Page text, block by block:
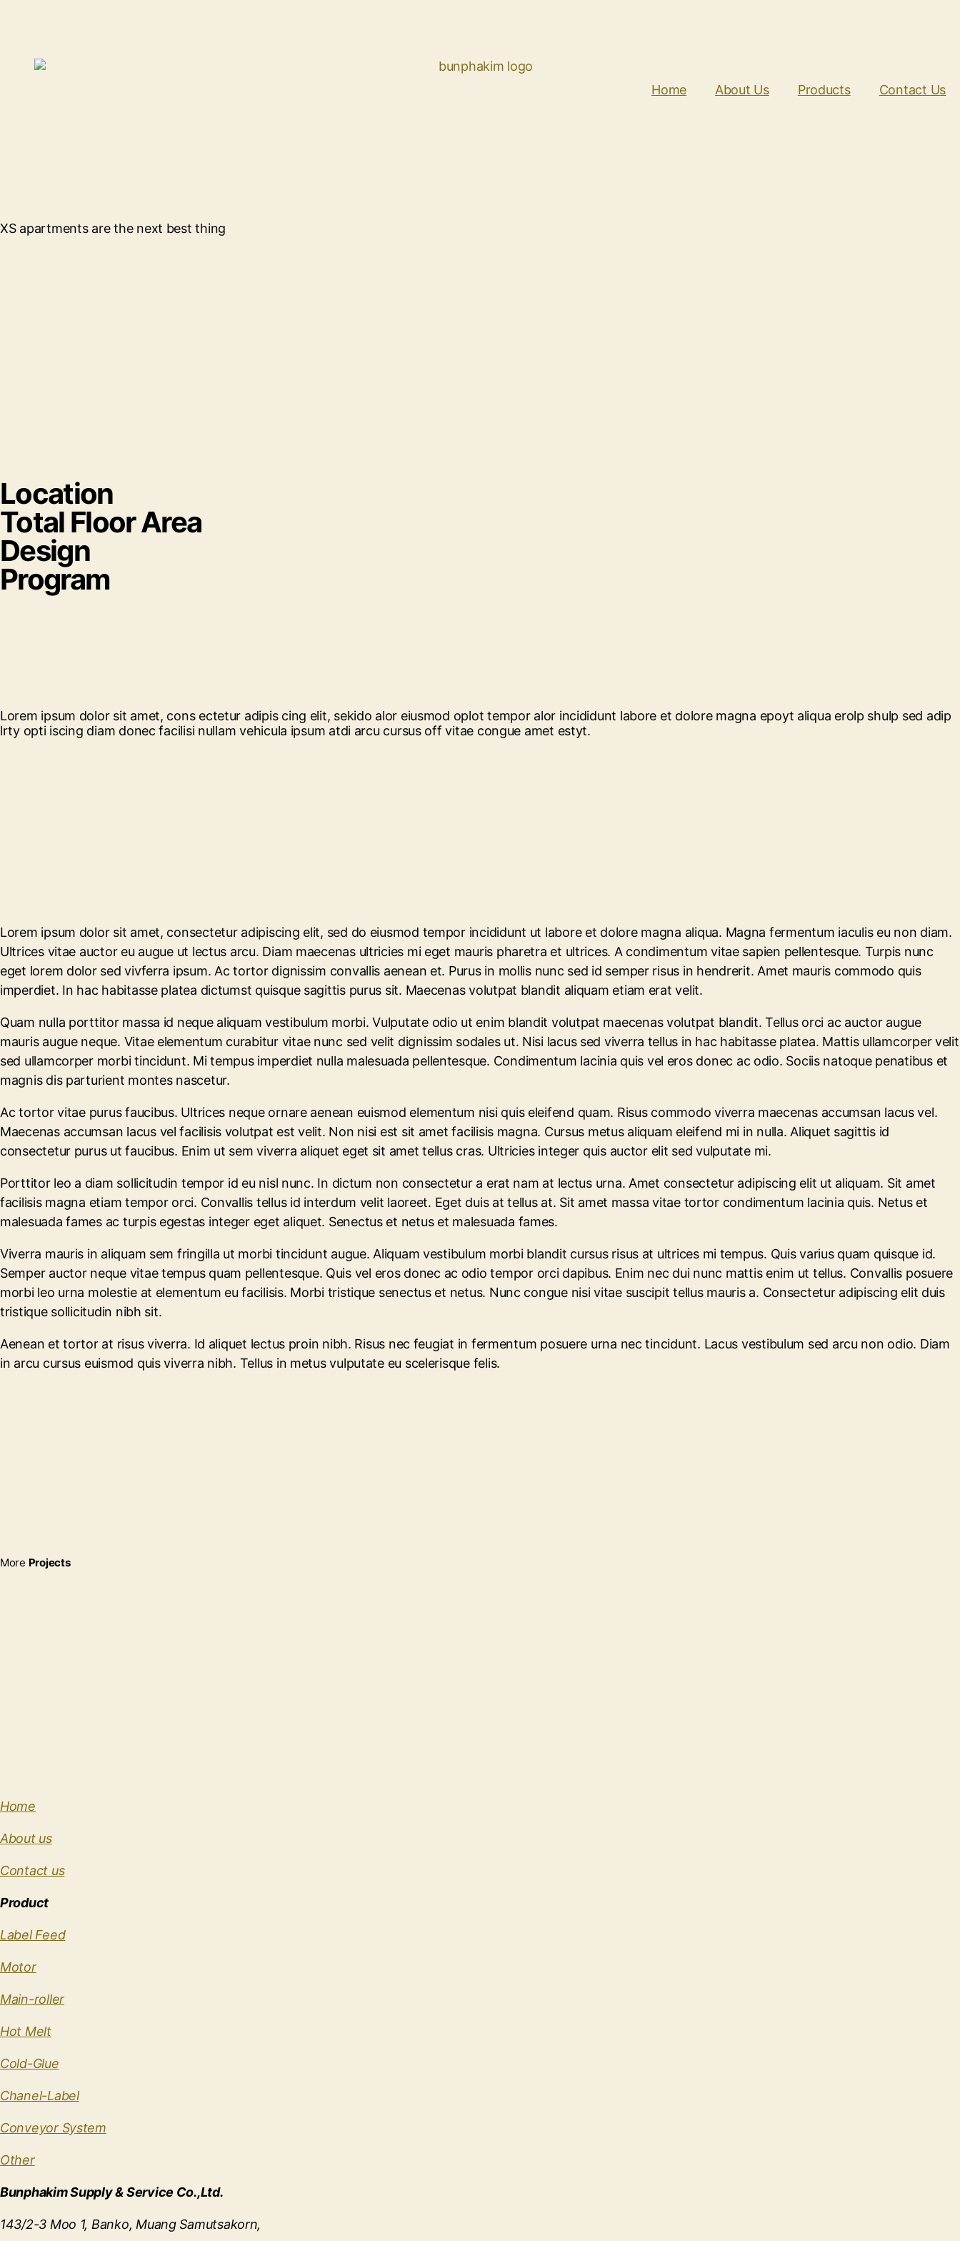
Home About Us Products Contact Us
XS apartments are the next best thing
Location
Total Floor Area
Design
Program
Lorem ipsum dolor sit amet, cons ectetur adipis cing elit, sekido alor eiusmod oplot tempor alor incididunt labore et dolore magna epoyt aliqua erolp shulp sed adip
lrty opti iscing diam donec facilisi nullam vehicula ipsum atdi arcu cursus off vitae congue amet estyt.
Lorem ipsum dolor sit amet, consectetur adipiscing elit, sed do eiusmod tempor incididunt ut labore et dolore magna aliqua. Magna fermentum iaculis eu non diam.
Ultrices vitae auctor eu augue ut lectus arcu. Diam maecenas ultricies mi eget mauris pharetra et ultrices. A condimentum vitae sapien pellentesque. Turpis nunc
eget lorem dolor sed vivferra ipsum. Ac tortor dignissim convallis aenean et. Purus in mollis nunc sed id semper risus in hendrerit. Amet mauris commodo quis
imperdiet. In hac habitasse platea dictumst quisque sagittis purus sit. Maecenas volutpat blandit aliquam etiam erat velit.
Quam nulla porttitor massa id neque aliquam vestibulum morbi. Vulputate odio ut enim blandit volutpat maecenas volutpat blandit. Tellus orci ac auctor augue
mauris augue neque. Vitae elementum curabitur vitae nunc sed velit dignissim sodales ut. Nisi lacus sed viverra tellus in hac habitasse platea. Mattis ullamcorper velit
sed ullamcorper morbi tincidunt. Mi tempus imperdiet nulla malesuada pellentesque. Condimentum lacinia quis vel eros donec ac odio. Sociis natoque penatibus et
magnis dis parturient montes nascetur.
Ac tortor vitae purus faucibus. Ultrices neque ornare aenean euismod elementum nisi quis eleifend quam. Risus commodo viverra maecenas accumsan lacus vel.
Maecenas accumsan lacus vel facilisis volutpat est velit. Non nisi est sit amet facilisis magna. Cursus metus aliquam eleifend mi in nulla. Aliquet sagittis id
consectetur purus ut faucibus. Enim ut sem viverra aliquet eget sit amet tellus cras. Ultricies integer quis auctor elit sed vulputate mi.
Porttitor leo a diam sollicitudin tempor id eu nisl nunc. In dictum non consectetur a erat nam at lectus urna. Amet consectetur adipiscing elit ut aliquam. Sit amet
facilisis magna etiam tempor orci. Convallis tellus id interdum velit laoreet. Eget duis at tellus at. Sit amet massa vitae tortor condimentum lacinia quis. Netus et
malesuada fames ac turpis egestas integer eget aliquet. Senectus et netus et malesuada fames.
Viverra mauris in aliquam sem fringilla ut morbi tincidunt augue. Aliquam vestibulum morbi blandit cursus risus at ultrices mi tempus. Quis varius quam quisque id.
Semper auctor neque vitae tempus quam pellentesque. Quis vel eros donec ac odio tempor orci dapibus. Enim nec dui nunc mattis enim ut tellus. Convallis posuere
morbi leo urna molestie at elementum eu facilisis. Morbi tristique senectus et netus. Nunc congue nisi vitae suscipit tellus mauris a. Consectetur adipiscing elit duis
tristique sollicitudin nibh sit.
Aenean et tortor at risus viverra. Id aliquet lectus proin nibh. Risus nec feugiat in fermentum posuere urna nec tincidunt. Lacus vestibulum sed arcu non odio. Diam
in arcu cursus euismod quis viverra nibh. Tellus in metus vulputate eu scelerisque felis.
More Projects
Home
About us
Contact us
Product
Label Feed
Motor
Main-roller
Hot Melt
Cold-Glue
Chanel-Label
Conveyor System
Other
Bunphakim Supply & Service Co.,Ltd.
143/2-3 Moo 1, Banko, Muang Samutsakorn,